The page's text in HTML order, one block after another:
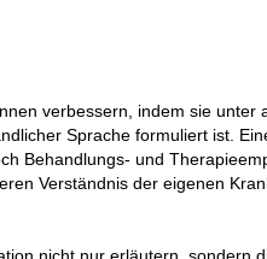
verbessern, indem sie unter
Sprache formuliert ist.
Behandlungs- und
Verständnis der eigenen
nicht nur erläutern, sondern